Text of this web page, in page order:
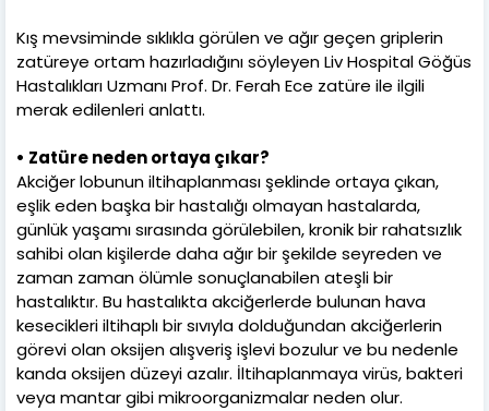
Kış mevsiminde sıklıkla görülen ve ağır geçen griplerin
zatüreye ortam hazırladığını söyleyen Liv Hospital Göğüs
Hastalıkları Uzmanı Prof. Dr. Ferah Ece zatüre ile ilgili
merak edilenleri anlattı.
• Zatüre neden ortaya çıkar?
Akciğer lobunun iltihaplanması şeklinde ortaya çıkan,
eşlik eden başka bir hastalığı olmayan hastalarda,
günlük yaşamı sırasında görülebilen, kronik bir rahatsızlık
sahibi olan kişilerde daha ağır bir şekilde seyreden ve
zaman zaman ölümle sonuçlanabilen ateşli bir
hastalıktır. Bu hastalıkta akciğerlerde bulunan hava
kesecikleri iltihaplı bir sıvıyla dolduğundan akciğerlerin
görevi olan oksijen alışveriş işlevi bozulur ve bu nedenle
kanda oksijen düzeyi azalır. İltihaplanmaya virüs, bakteri
veya mantar gibi mikroorganizmalar neden olur.